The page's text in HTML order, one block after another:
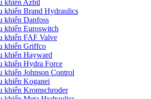
khiển Azbil
khiển Brand Hydraulics
khiển Danfoss
khiển Euroswitch
khiển FAF Valve
khiển Griffco
khiển Hayward
khiển Hydra Force
khiển Johnson Control
khiển Koganei
khiển Kromschroder